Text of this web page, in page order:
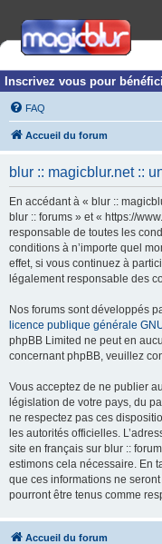
Inscrivez vous pour
FAQ
Accueil du forum
blur :: magicblur.net ::
En accédant à « blur ::
blur :: forums » et « https://
responsable de toutes les
conditions à n’importe quel
effet, si vous continuez à
légalement responsable des
Nos forums sont développés
licence publique générale
phpBB Limited ne peut en
concernant phpBB, veuillez
Vous acceptez de ne publier
législation de votre pays, du
ne respectez pas ces
les autorités officielles.
site en français sur blur ::
estimons cela nécessaire. En
que ces informations ne
pourront être tenus comme
Accueil du forum